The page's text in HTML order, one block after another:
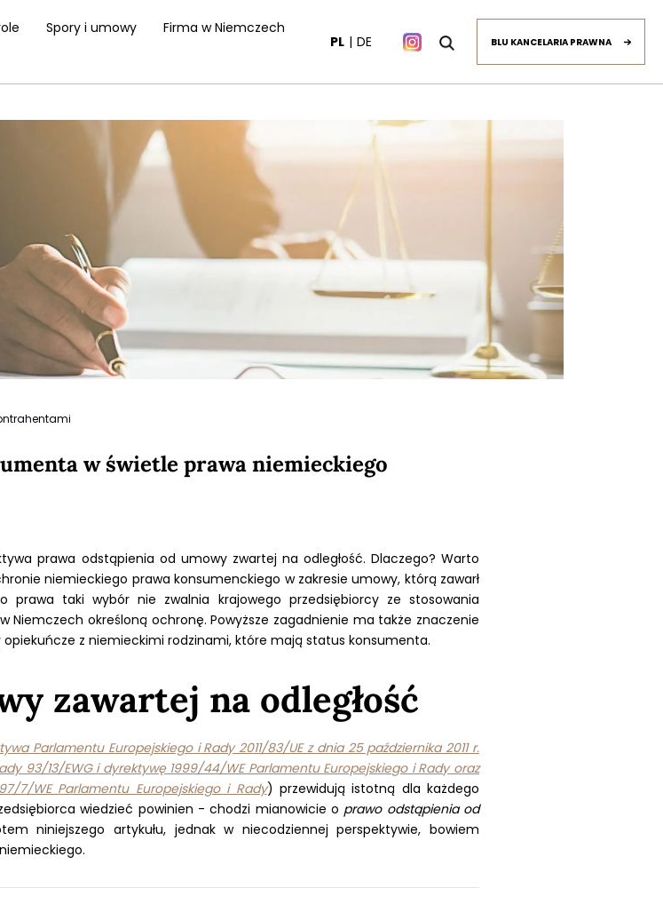
Spory i umowy
Firma w Niemczech
PL DE BLU KANCELARIA PRAWNA
w świetle prawa niemieckiego
prawa odstąpienia od umowy zwartej na odległość. Dlaczego? Warto
niemieckiego prawa konsumenckiego w zakresie umowy, którą zawarł
prawa taki wybór nie zwalnia krajowego przedsiębiorcy ze stosowania
określoną ochronę. Powyższe zagadnienie ma także znaczenie
z niemieckimi rodzinami, które mają status konsumenta.
zawartej na odległość
Parlamentu Europejskiego i Rady 2011/83/UE z dnia 25 października 2011 r.
93/13/EWG i dyrektywę 1999/44/WE Parlamentu Europejskiego i Rady oraz
7/WE Parlamentu Europejskiego i Rady) przewidują istotną dla każdego
wiedzieć powinien - chodzi mianowicie o prawo odstąpienia od
niniejszego artykułu, jednak w niecodziennej perspektywie, bowiem